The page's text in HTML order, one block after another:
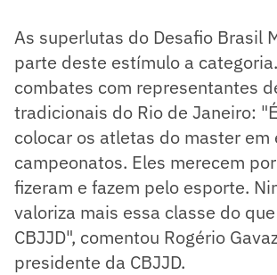
As superlutas do Desafio Brasil
parte deste estímulo a
combates com representantes
tradicionais do Rio de Janeiro:
colocar os atletas do master em
campeonatos. Eles merecem
fizeram e fazem pelo esporte.
valoriza mais essa classe do
CBJJD", comentou Rogério
presidente da CBJJD.